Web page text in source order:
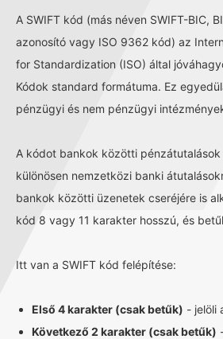
A SWIFT kód (más néven SWIFT-BIC,
azonosító vagy ISO 9362 kód) az
for Standardization (ISO) által
Kódok standard formátuma. Ez
pénzügyi és nem pénzügyi
A kódot bankok közötti pénzátutalások
különösen nemzetközi banki
bankok közötti üzenetek cseréjére is
kód 8 vagy 11 karakter hosszú, és
Itt van a SWIFT kód felépítése:
Első 4 karakter (csak betűk) - jelöli
Következő 2 karakter (csak betűk)